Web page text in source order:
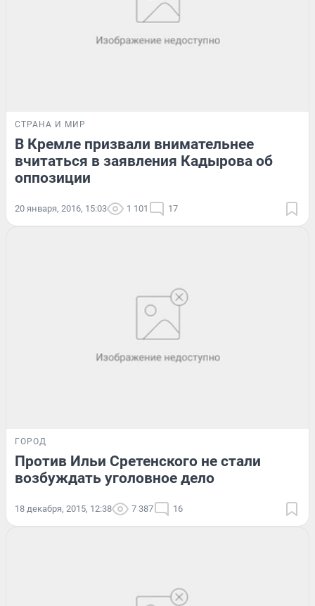
СТРАНА И МИР
В Кремле призвали внимательнее
вчитаться в заявления Кадырова об
оппозиции
20 января, 2016, 15:03 1 101 17
ГОРОД
Против Ильи Сретенского не стали
возбуждать уголовное дело
18 декабря, 2015, 12:38 7 387 16